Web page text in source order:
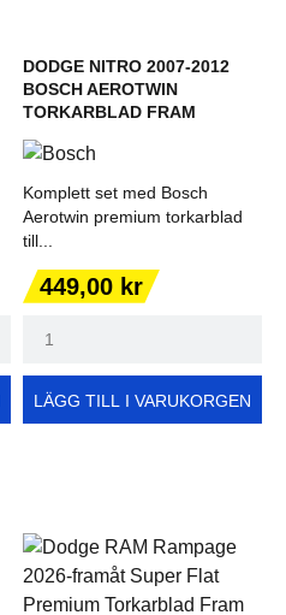
DODGE NITRO 2007-2012
BOSCH AEROTWIN
TORKARBLAD FRAM
Komplett set med Bosch
Aerotwin premium torkarblad
till...
Pris
449,00 kr
LÄGG TILL I VARUKORGEN